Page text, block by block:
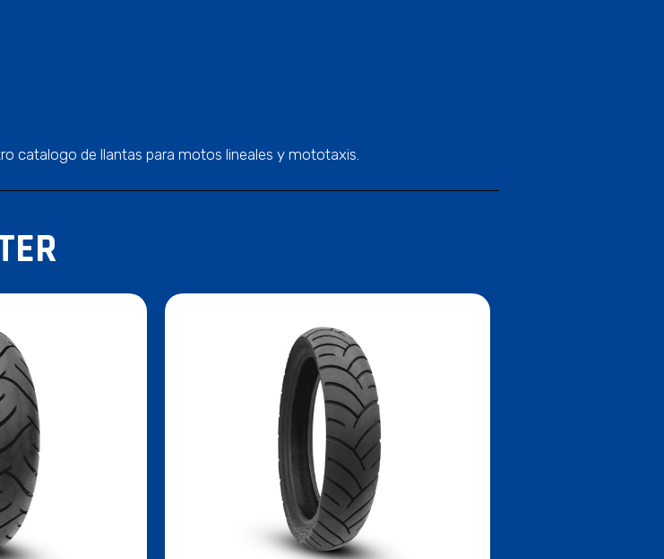
catalogo de llantas para motos lineales y mototaxis.